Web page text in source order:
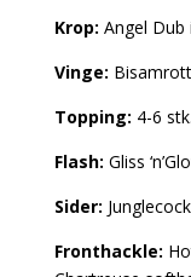
Krop: Angel Dub
Vinge:
Topping: 4-6
Flash: Gliss
Sider:
Fronthackle: